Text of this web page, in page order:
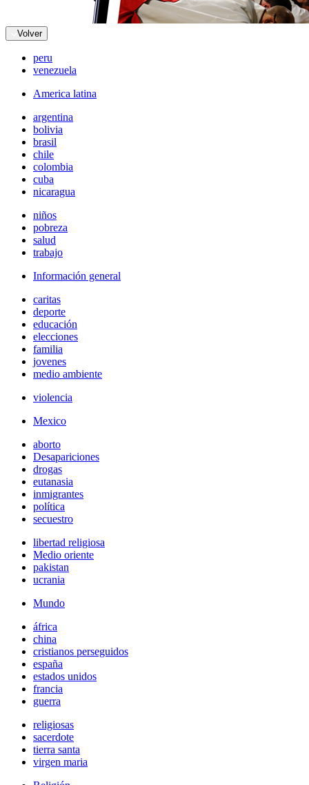
Volver
peru
venezuela
America latina
argentina
bolivia
brasil
chile
colombia
cuba
nicaragua
niños
pobreza
salud
trabajo
Información general
caritas
deporte
educación
elecciones
familia
jovenes
medio ambiente
violencia
Mexico
aborto
Desapariciones
drogas
eutanasia
inmigrantes
política
secuestro
libertad religiosa
Medio oriente
pakistan
ucrania
Mundo
áfrica
china
cristianos perseguidos
españa
estados unidos
francia
guerra
religiosas
sacerdote
tierra santa
virgen maria